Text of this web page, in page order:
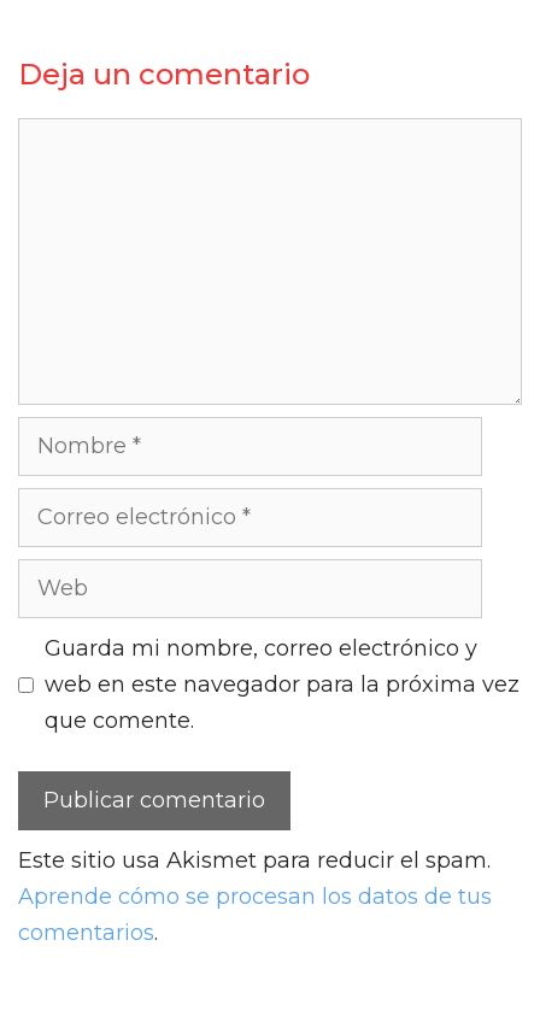
Deja un comentario
Nombre
Correo
electrónico
Web
Guarda mi nombre, correo electrónico y
web en este navegador para la próxima vez
que comente.
Este sitio usa Akismet para reducir el spam.
Aprende cómo se procesan los datos de tus
comentarios.